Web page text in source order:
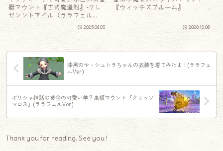
艇マウント『古式魔道船』-クレ
センントアイル（ララフェル
2025.06.03
『ウィッチズブルーム』
2020.10.08
漆黒のヤ・シュトラちゃんの衣装を着てみたよ！(ララフェ
ルVer.)
ギリシャ神話の黄金の可愛い羊？高額マウント『クリュソ
マロス』(ララフェルVer.)
Thank you for reading. See you !